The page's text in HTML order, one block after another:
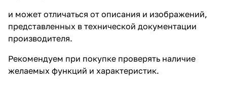
и может отличаться от описания и изображений,
представленных в технической документации
производителя.
Рекомендуем при покупке проверять наличие
желаемых функций и характеристик.